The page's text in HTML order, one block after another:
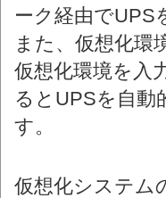
ーク経由でUPS
また、仮想化環
仮想化環境を入
るとUPSを自動
す。
仮想化システム